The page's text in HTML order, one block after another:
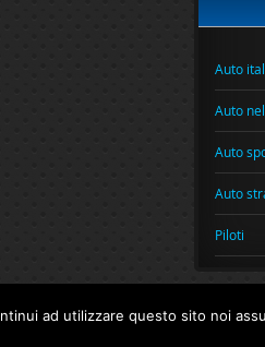
Auto
Auto
Auto
Auto
Piloti
ad utilizzare questo sito noi